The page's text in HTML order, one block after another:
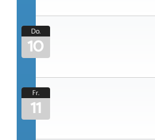
Do.
10
Fr.
11